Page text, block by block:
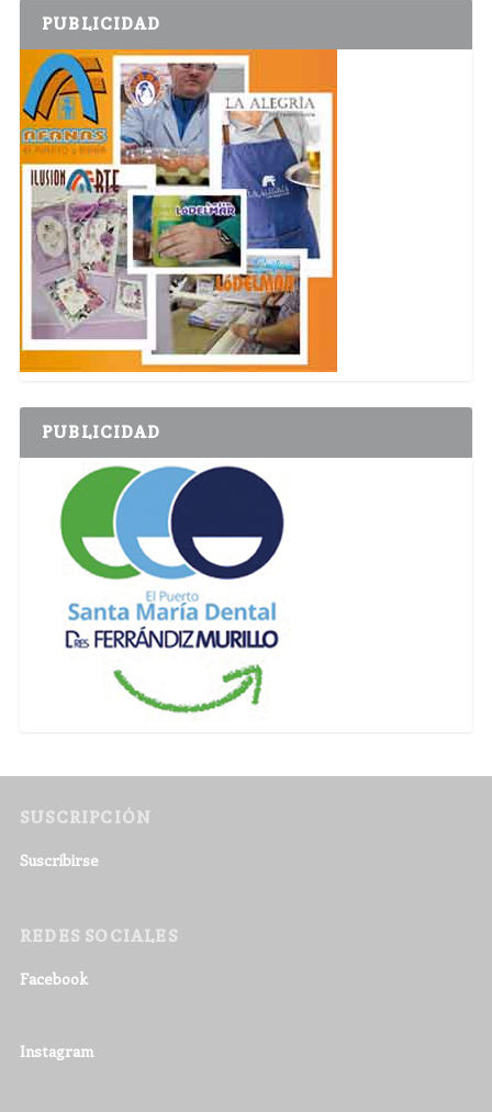
PUBLICIDAD
PUBLICIDAD
SUSCRIPCIÓN
Suscribirse
REDES SOCIALES
Facebook
Instagram